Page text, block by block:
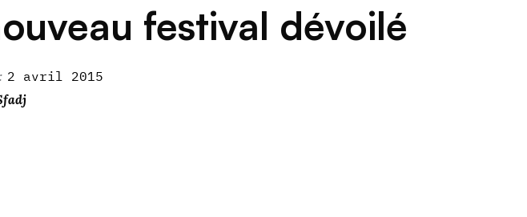
festival dévoilé
2 avril 2015